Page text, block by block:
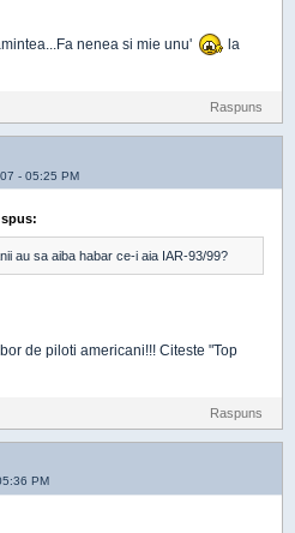
nenea si mie unu'
la
Raspuns
- 05:25 PM
spus:
au sa aiba habar ce-i aia IAR-93/99?
de piloti americani!!! Citeste "Top
Raspuns
PM